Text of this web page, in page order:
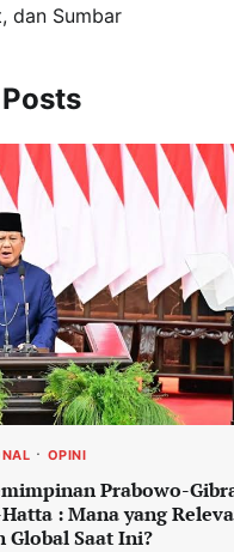
dan Sumbar
OPINI
Prabowo-
: Mana yang
Global Saat Ini?